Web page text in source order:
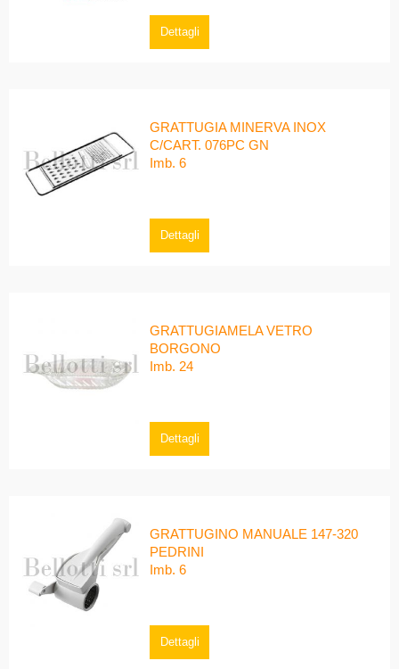
Dettagli
GRATTUGIA MINERVA INOX
C/CART. 076PC GN
Imb. 6
Dettagli
GRATTUGIAMELA VETRO
BORGONO
Imb. 24
Dettagli
GRATTUGINO MANUALE 147-320
PEDRINI
Imb. 6
Dettagli